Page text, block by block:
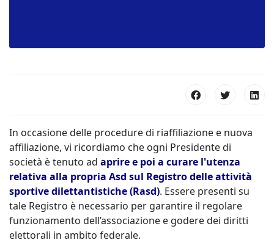
In occasione delle procedure di riaffiliazione e nuova
affiliazione, vi ricordiamo che ogni Presidente di
società è tenuto ad aprire e poi a curare l'utenza
relativa alla propria Asd sul Registro delle attività
sportive dilettantistiche (Rasd). Essere presenti su
tale Registro è necessario per garantire il regolare
funzionamento dell’associazione e godere dei diritti
elettorali in ambito federale.